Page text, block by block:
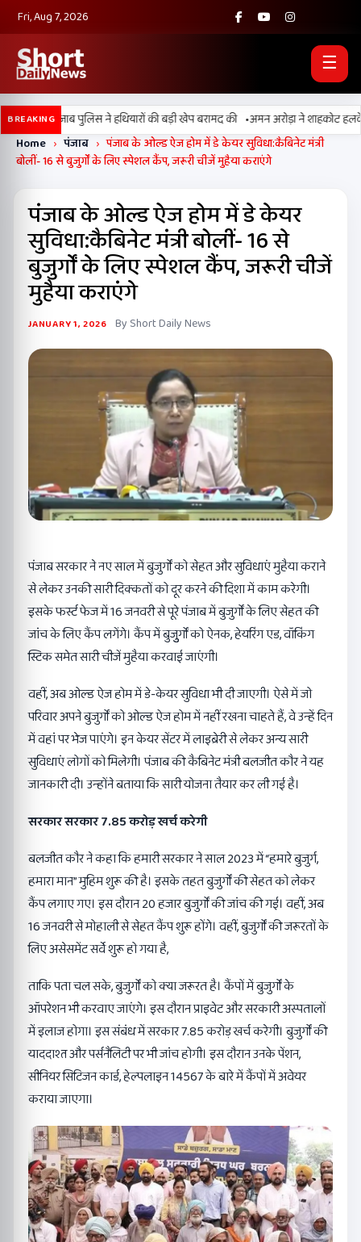
Fri, Aug 7, 2026
☰
BREAKING
और पंजाब पुलिस ने हथियारों की बड़ी खेप बरामद की •अमन अरोड़ा ने शाहकोट हलके में
Home › पंजाब › पंजाब के ओल्ड ऐज होम में डे केयर सुविधा:कैबिनेट मंत्री
बोलीं- 16 से बुजुर्गों के लिए स्पेशल कैंप, जरूरी चीजें मुहैया कराएंगे
पंजाब के ओल्ड ऐज होम में डे केयर
सुविधा:कैबिनेट मंत्री बोलीं- 16 से
बुजुर्गों के लिए स्पेशल कैंप, जरूरी चीजें
मुहैया कराएंगे
JANUARY 1, 2026 By Short Daily News
पंजाब सरकार ने नए साल में बुजुर्गों को सेहत और सुविधाएं मुहैया कराने
से लेकर उनकी सारी दिक्कतों को दूर करने की दिशा में काम करेगी।
इसके फर्स्ट फेज में 16 जनवरी से पूरे पंजाब में बुजुर्गों के लिए सेहत की
जांच के लिए कैंप लगेंगे। कैंप में बुजुुर्गों को ऐनक, हेयरिंग एड, वॉकिंग
स्टिक समेत सारी चीजें मुहैया करवाई जाएंगी।
वहीं, अब ओल्ड ऐज होम में डे-केयर सुविधा भी दी जाएगी। ऐसे में जो
परिवार अपने बुजुर्गों को ओल्ड ऐज होम में नहीं रखना चाहते हैं, वे उन्हें दिन
में वहां पर भेज पाएंगे। इन केयर सेंटर में लाइब्रेरी से लेकर अन्य सारी
सुविधाएं लोगों को मिलेगी। पंजाब की कैबिनेट मंत्री बलजीत कौर ने यह
जानकारी दी। उन्होंने बताया कि सारी योजना तैयार कर ली गई है।
सरकार सरकार 7.85 करोड़ खर्च करेगी
बलजीत कौर ने कहा कि हमारी सरकार ने साल 2023 में “हमारे बुजुर्ग,
हमारा मान” मुहिम शुरू की है। इसके तहत बुजुर्गों की सेहत को लेकर
कैंप लगाए गए। इस दौरान 20 हजार बुजुर्गों की जांच की गई। वहीं, अब
16 जनवरी से मोहाली से सेहत कैंप शुरू होंगे। वहीं, बुजुर्गों की जरूरतों के
लिए असेसमेंट सर्वे शुरू हो गया है,
ताकि पता चल सके, बुजुर्गों को क्या जरूरत है। कैंपों में बुजुर्गों के
ऑपरेशन भी करवाए जाएंगे। इस दौरान प्राइवेट और सरकारी अस्पतालों
में इलाज होगा। इस संबंध में सरकार 7.85 करोड़ खर्च करेगी। बुजुर्गों की
याददाश्त और पर्सनैलिटी पर भी जांच होगी। इस दौरान उनके पेंशन,
सीनियर सिटिजन कार्ड, हेल्पलाइन 14567 के बारे में कैंपों में अवेयर
कराया जाएगा।